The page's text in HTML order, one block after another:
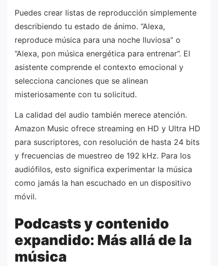
Puedes crear listas de reproducción simplemente
describiendo tu estado de ánimo. “Alexa,
reproduce música para una noche lluviosa” o
“Alexa, pon música energética para entrenar”. El
asistente comprende el contexto emocional y
selecciona canciones que se alinean
misteriosamente con tu solicitud.
La calidad del audio también merece atención.
Amazon Music ofrece streaming en HD y Ultra HD
para suscriptores, con resolución de hasta 24 bits
y frecuencias de muestreo de 192 kHz. Para los
audiófilos, esto significa experimentar la música
como jamás la han escuchado en un dispositivo
móvil.
Podcasts y contenido
expandido: Más allá de la
música